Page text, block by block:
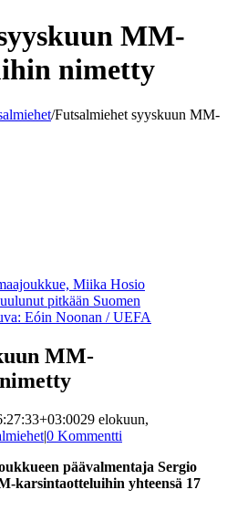
MM-
nimetty
/Futsalmiehet syyskuun MM-
pitkään Suomen
Eóin Noonan / UEFA
MM-
29 elokuun,
|0 Kommentti
päävalmentaja Sergio
karsintaotteluihin yhteensä 17